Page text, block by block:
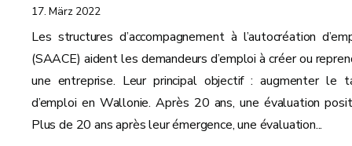
17. März 2022
Les structures d’accompagnement à l’autocréation
(SAACE) aident les demandeurs d’emploi à créer ou
une entreprise. Leur principal objectif : augmenter le
d’emploi en Wallonie. Après 20 ans, une évaluation
Plus de 20 ans après leur émergence, une évaluation...